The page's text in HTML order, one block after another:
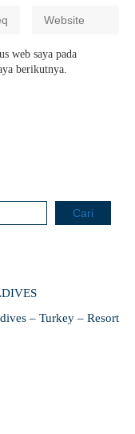
web saya pada
berikutnya.
Cari
– Turkey – Resort